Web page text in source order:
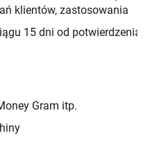
klientów, zastosowania
15 dni od potwierdzenia
Gram itp.